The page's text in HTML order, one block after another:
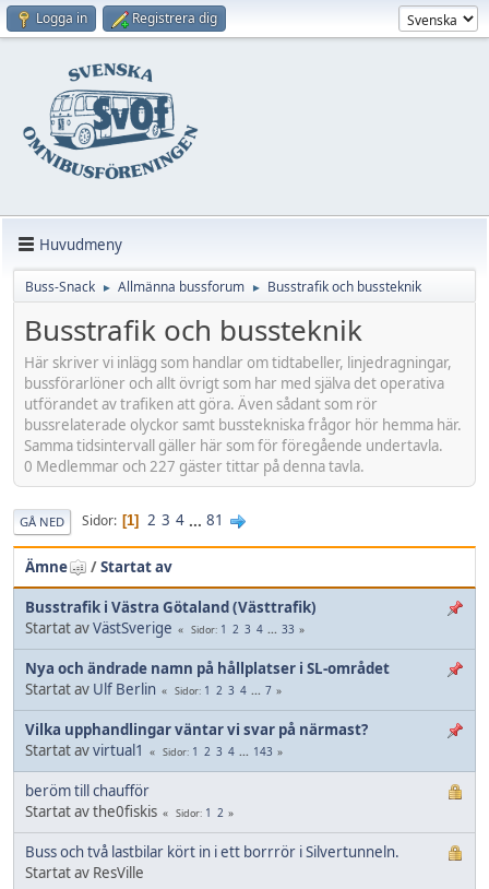
Logga in Registrera dig
Huvudmeny
Buss-Snack ► Allmänna bussforum ► Busstrafik och bussteknik
Busstrafik och bussteknik
Här skriver vi inlägg som handlar om tidtabeller, linjedragningar,
bussförarlöner och allt övrigt som har med själva det operativa
utförandet av trafiken att göra. Även sådant som rör
bussrelaterade olyckor samt busstekniska frågor hör hemma här.
Samma tidsintervall gäller här som för föregående undertavla.
0 Medlemmar och 227 gäster tittar på denna tavla.
GÅ NED Sidor 1 2 3 4 ... 81
Ämne /Startat av
Busstrafik i Västra Götaland (Västtrafik)
Startat avVästSverige Sidor 1 2 3 4 ... 33
Nya och ändrade namn på hållplatser i SL-området
Startat av Ulf Berlin Sidor 1 2 3 4 ... 7
Vilka upphandlingar väntar vi svar på närmast?
Startat avvirtual1 Sidor 1 2 3 4 ... 143
beröm till chaufför
Startat av the0fiskis
Sidor 1 2
Buss och två lastbilar kört in i ett borrrör i Silvertunneln.
Startat av ResVille